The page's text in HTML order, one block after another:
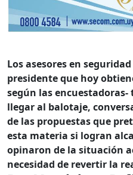
Los asesores en
presidente que hoy
según las encuestadoras-
llegar al balotaje,
de las propuestas que
esta materia si logran
opinaron de la situación
necesidad de revertir la